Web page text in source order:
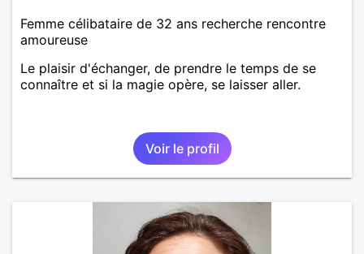
Femme célibataire de 32 ans recherche rencontre
amoureuse
Le plaisir d'échanger, de prendre le temps de se
connaître et si la magie opère, se laisser aller.
Voir le profil